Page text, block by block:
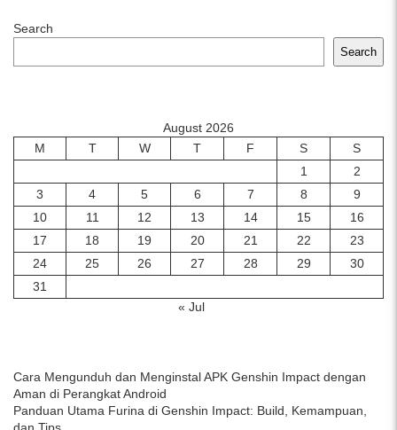
Search
Search
August 2026
M
T W T F S
S
1
2
3
4 5 6 7 8
9
10
11 12 13 14 15
16
17
18 19 20 21 22
23
24
25 26 27 28 29
30
31
« Jul
Cara Mengunduh dan Menginstal APK Genshin Impact dengan
Aman di Perangkat Android
Panduan Utama Furina di Genshin Impact: Build, Kemampuan,